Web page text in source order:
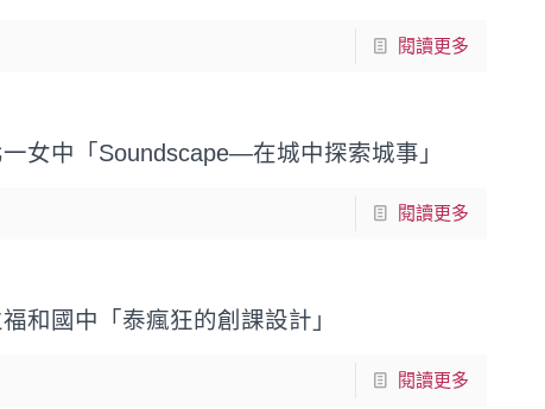
閱讀更多
一女中「Soundscape—在城中探索城事」
閱讀更多
和國中「泰瘋狂的創課設計」
閱讀更多